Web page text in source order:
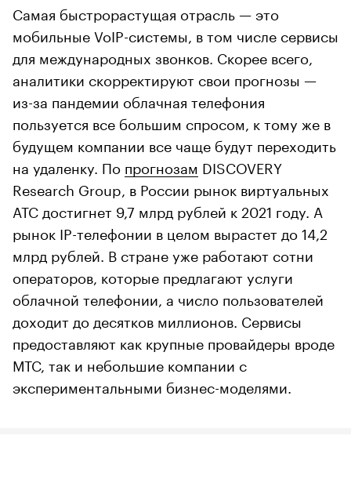
Самая быстрорастущая отрасль — это
мобильные VoIP-системы, в том числе сервисы
для международных звонков. Скорее всего,
аналитики скорректируют свои прогнозы —
из-за пандемии облачная телефония
пользуется все большим спросом, к тому же в
будущем компании все чаще будут переходить
на удаленку. По прогнозам DISCOVERY
Research Group, в России рынок виртуальных
АТС достигнет 9,7 млрд рублей к 2021 году. А
рынок IP-телефонии в целом вырастет до 14,2
млрд рублей. В стране уже работают сотни
операторов, которые предлагают услуги
облачной телефонии, а число пользователей
доходит до десятков миллионов. Сервисы
предоставляют как крупные провайдеры вроде
МТС, так и небольшие компании с
экспериментальными бизнес-моделями.